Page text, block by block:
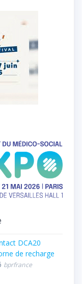
DCA20
de recharge
bprfrance